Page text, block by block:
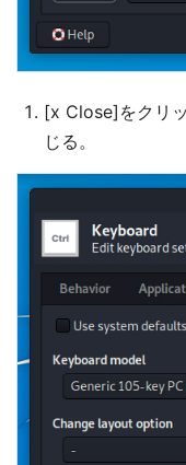
[x Close]をクリ
じる。